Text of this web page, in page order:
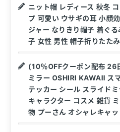
ニット帽 レディース 秋冬
プ 可愛い ウサギの耳 小顔
ジャー なりきり帽子 着ぐ
子 女性 男性 帽子折りたたみ
(10％OFFクーポン配布 26
ミラー OSHIRI KAWAII ス
テッカー シール スライド
キャラクター コスメ 雑貨
物 プーさん オシャレキャ